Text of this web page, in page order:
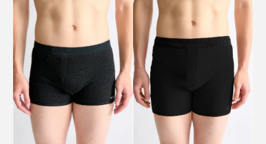
済みの繊維からポリエステルを作ることは、ラボレベル
の技術としては可能でも、商業ベースにのせることは限
りなく不可能とされていました。
しかし、様々な困難にも立ち向かい北九州市に自社プラ
ントを建設。
使用済みの服を回収
繊維から再生ポリエステルを作る
地球のためにも、私のためにも、『BRING』はず〜っと
続いてほしいブランドです。